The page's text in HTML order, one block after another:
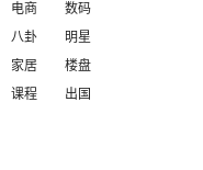
电商
数码
八卦
明星
家居
楼盘
课程
出国